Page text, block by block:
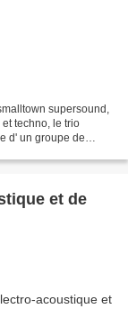
supersound,
techno, le trio
d' un groupe de
et de